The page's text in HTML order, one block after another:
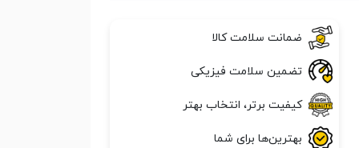
ضمانت سلامت کالا
تضمین سلامت فیزیکی
کیفیت برتر، انتخاب بهتر
بهترین‌ها برای شما